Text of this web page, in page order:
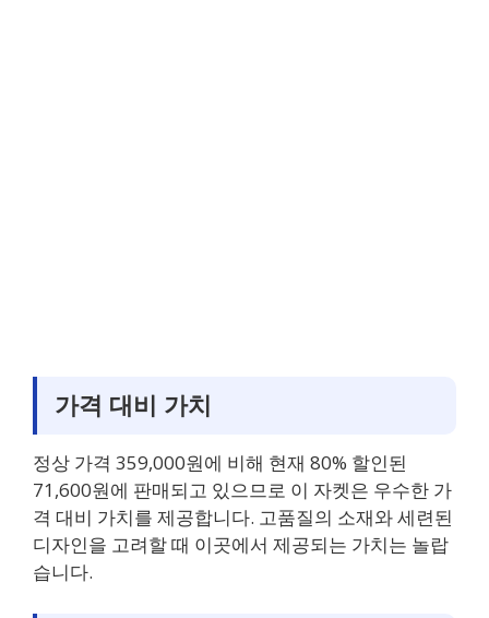
가격 대비 가치
정상 가격 359,000원에 비해 현재 80% 할인된
71,600원에 판매되고 있으므로 이 자켓은 우수한 가
격 대비 가치를 제공합니다. 고품질의 소재와 세련된
디자인을 고려할 때 이곳에서 제공되는 가치는 놀랍
습니다.